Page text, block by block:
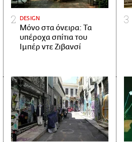
DESIGN
Μόνο στα όνειρα: Τα
υπέροχα σπίτια του
Ιμπέρ ντε Ζιβανσί